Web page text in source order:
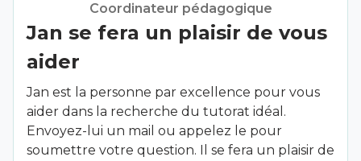
Coordinateur pédagogique
Jan se fera un plaisir de vous
aider
Jan est la personne par excellence pour vous
aider dans la recherche du tutorat idéal.
Envoyez-lui un mail ou appelez le pour
soumettre votre question. Il se fera un plaisir de